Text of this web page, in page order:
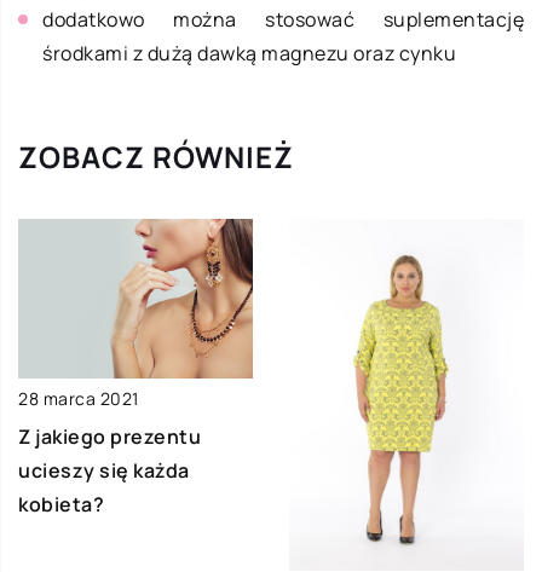
dodatkowo można stosować suplementację
środkami z dużą dawką magnezu oraz cynku
ZOBACZ RÓWNIEŻ
28 marca 2021
Z jakiego prezentu
ucieszy się każda
kobieta?